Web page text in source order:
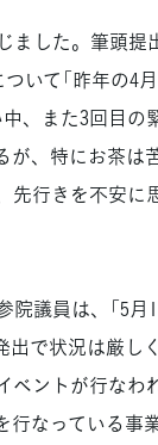
した。筆頭提
いて「昨年の4
、また3回目の
、特にお茶は
行きを不安に
議員は、「5月
で状況は厳し
ントが行なわ
なっている事